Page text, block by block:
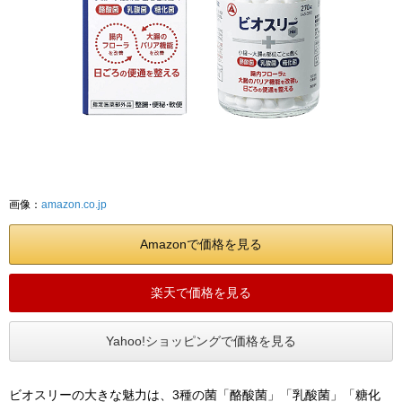
画像： amazon.co.jp
Amazonで価格を見る
楽天で価格を見る
Yahoo!ショッピングで価格を見る
ビオスリーの大きな魅力は、3種の菌「酪酸菌」「乳酸菌」「糖化